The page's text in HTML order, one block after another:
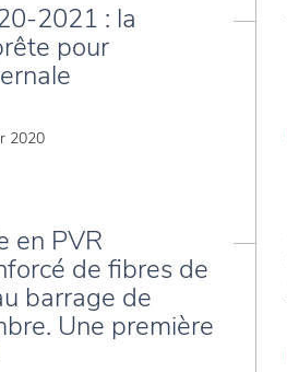
2021 : la
pour
2020
en PVR
de fibres de
barrage de
Une première